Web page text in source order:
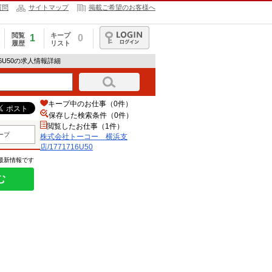
問 サイトマップ 掲載ご希望のお客様へ
閲覧
履歴
1
キープ
リスト
0
ログイン
の求人情報詳細
プ
新情報です
キープ中のお仕事（0件）
保存した検索条件（0件）
閲覧したお仕事（1件）
株式会社トーコー 横浜支
店/1771716U50